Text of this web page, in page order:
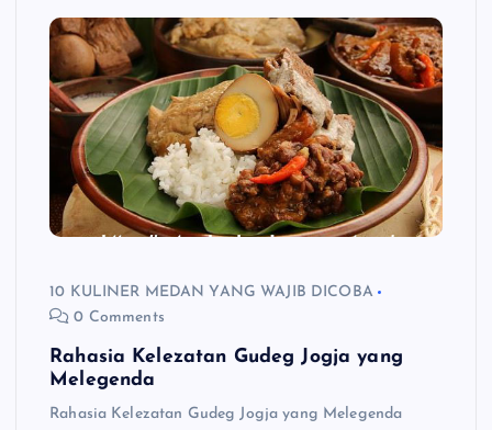
10 KULINER MEDAN YANG WAJIB DICOBA
0 Comments
Rahasia Kelezatan Gudeg Jogja yang
Melegenda
Rahasia Kelezatan Gudeg Jogja yang Melegenda